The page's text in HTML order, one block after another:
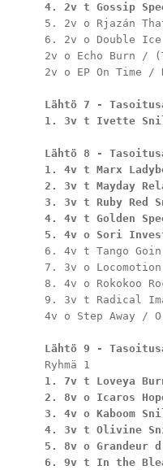
4. 2v t Gossip
5. 2v o Rjazán
6. 2v o Double
2v o Echo Burn /
2v o EP On
Lähtö 7 -
1. 3v t Ivette
Lähtö 8 -
1. 4v t Marx
2. 3v t Mayday
3. 3v t Ruby Red
4. 4v t Golden
5. 4v o Sori
6. 4v t Tango
7. 3v o
8. 4v o Rokokoo
9. 3v t Radical
4v o Step Away /
Lähtö 9 -
1. 7v t Loveya
2. 8v o Icaros
3. 4v o Kaboom
4. 3v t Olivine
5. 8v o Grandeur
6. 9v t In the